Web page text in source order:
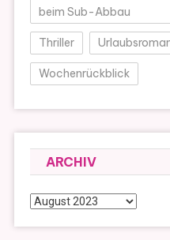
beim Sub-Abbau
Thriller
Wochenrückblick
ARCHIV
Archiv